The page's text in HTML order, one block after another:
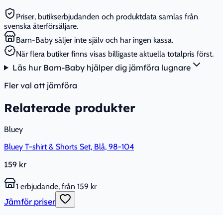
Priser, butikserbjudanden och produktdata samlas från
svenska återförsäljare.
Barn-Baby säljer inte själv och har ingen kassa.
När flera butiker finns visas billigaste aktuella totalpris först.
Läs hur Barn-Baby hjälper dig jämföra lugnare
Fler val att jämföra
Relaterade produkter
Bluey
Bluey T-shirt & Shorts Set, Blå, 98-104
159 kr
1 erbjudande, från 159 kr
Jämför priser